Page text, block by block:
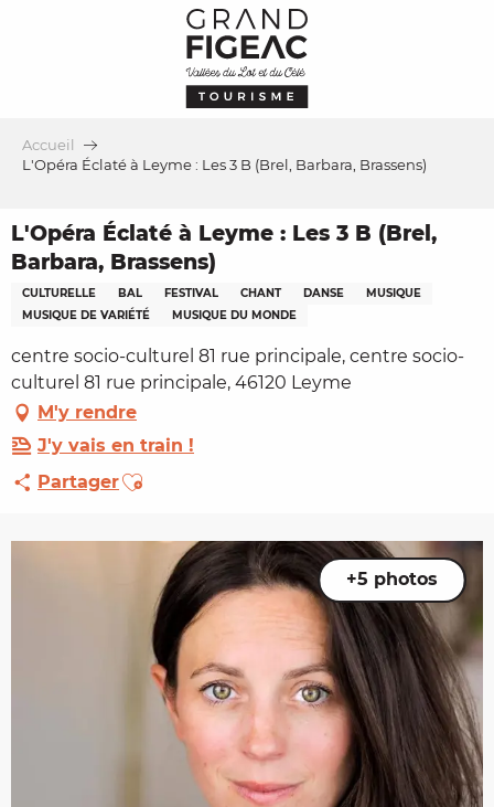
Accueil
L'Opéra Éclaté à Leyme : Les 3 B (Brel, Barbara, Brassens)
L'Opéra Éclaté à Leyme : Les 3 B (Brel,
Barbara, Brassens)
CULTURELLE BAL FESTIVAL CHANT DANSE
MUSIQUE
MUSIQUE DE VARIÉTÉ
MUSIQUE DU MONDE
centre socio-culturel 81 rue principale, centre socio-
culturel 81 rue principale, 46120 Leyme
M'y rendre
J'y vais en train !
PartagerAjouter aux favoris
+5 photos